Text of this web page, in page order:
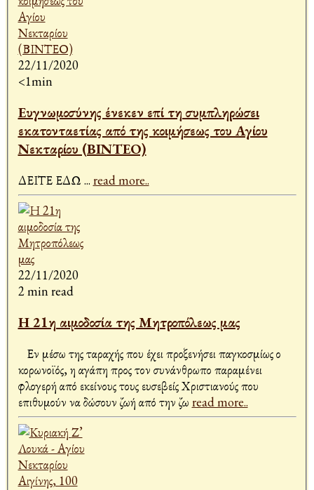
22/11/2020
<1min
Ευγνωμοσύνης ένεκεν επί τη συμπληρώσει
εκατονταετίας από της κοιμήσεως του Αγίου
Νεκταρίου (ΒΙΝΤΕΟ)
ΔΕΙΤΕ ΕΔΩ ... read more..
22/11/2020
2 min read
Η 21η αιμοδοσία της Μητροπόλεως μας
Εν μέσω της ταραχής που έχει προξενήσει παγκοσμίως ο
κορωνοϊός, η αγάπη προς τον συνάνθρωπο παραμένει
φλογερή από εκείνους τους ευσεβείς Χριστιανούς που
επιθυμούν να δώσουν ζωή από την ζω read more..